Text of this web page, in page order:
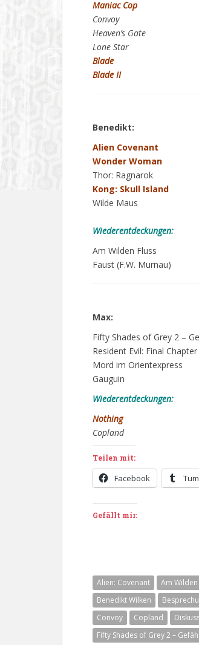
Maniac Cop
Convoy
Heaven’s Gate
Lone Star
Blade
Blade II
Benedikt:
Alien Covenant
Wonder Woman
Thor: Ragnarok
Kong: Skull Island
Wilde Maus
Wiederentdeckungen:
Am Wilden Fluss
Faust (F.W. Murnau)
Max:
Fifty Shades of Grey 2 –
Resident Evil: Final Chapter
Mord im Orientexpress
Gauguin
Wiederentdeckungen:
Nothing
Copland
Teilen mit:
Facebook
Gefällt mir:
Alien: Covenant Am Wilden
Benedikt Wilken
Convoy
Copland
Fifty Shades of Grey 2 –